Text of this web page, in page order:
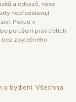
a odkazů, nese
nepředstavují
Pokud v
porušení práv třetích
bez zbytečného
o bydlení. Všechna